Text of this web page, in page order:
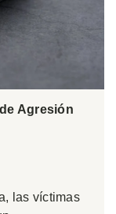
Agresión
las víctimas